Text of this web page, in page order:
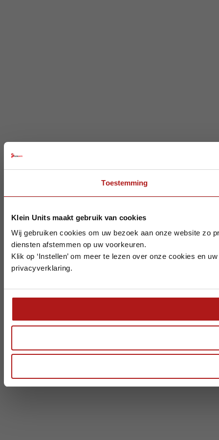
Toestemming
Klein Units maakt gebruik van cookies
Wij gebruiken cookies om uw bezoek aan onze website zo
diensten afstemmen op uw voorkeuren.
Klik op ‘Instellen’ om meer te lezen over onze cookies en
privacyverklaring.